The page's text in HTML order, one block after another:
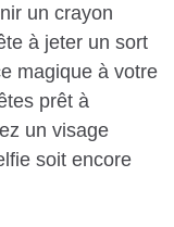
un crayon
à jeter un sort
magique à votre
prêt à
un visage
soit encore